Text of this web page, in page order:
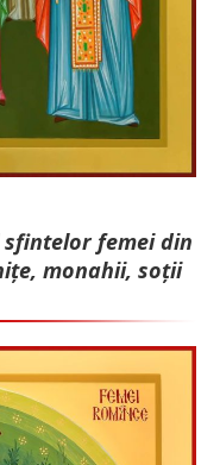
femei din
monahii, soții